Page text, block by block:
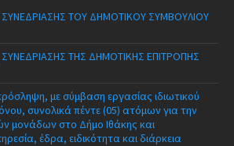
ΤΟΥ ΔΗΜΟΤΙΚΟΥ ΣΥΜΒΟΥΛΙΟΥ
ΤΗΣ ΔΗΜΟΤΙΚΗΣ ΕΠΙΤΡΟΠΗΣ
με σύμβαση εργασίας ιδιωτικού
συνολικά πέντε (05) ατόμων για την
μονάδων στο Δήμο Ιθάκης και
έδρα, ειδικότητα και διάρκεια